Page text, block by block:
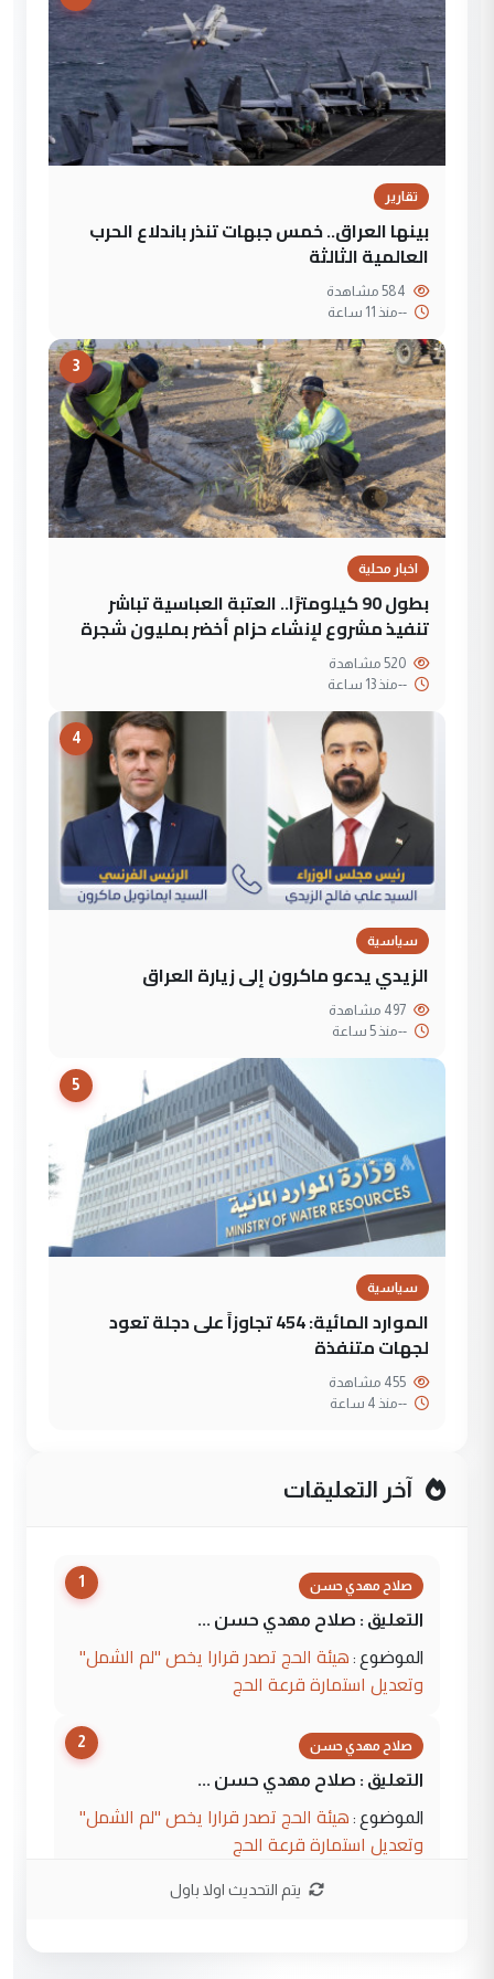
تقارير
بينها العراق.. خمس جبهات تنذر باندلاع الحرب
العالمية الثالثة
--منذ 11 ساعة
3
اخبار محلية
بطول 90 كيلومترًا.. العتبة العباسية تباشر
تنفيذ مشروع لإنشاء حزام أخضر بمليون شجرة
--منذ 13 ساعة
4
سياسية
الزيدي يدعو ماكرون إلى زيارة العراق
--منذ 5 ساعة
5
سياسية
الموارد المائية: 454 تجاوزاً على دجلة تعود
لجهات متنفذة
--منذ 4 ساعة
آخر التعليقات
1 صلاح مهدي حسن
التعليق : صلاح مهدي حسن ...
الموضوع : هيئة الحج تصدر قرارا يخص "لم الشمل"
وتعديل استمارة قرعة الحج
2 صلاح مهدي حسن
التعليق : صلاح مهدي حسن ...
الموضوع : هيئة الحج تصدر قرارا يخص "لم الشمل"
وتعديل استمارة قرعة الحج
يتم التحديث اولا باول